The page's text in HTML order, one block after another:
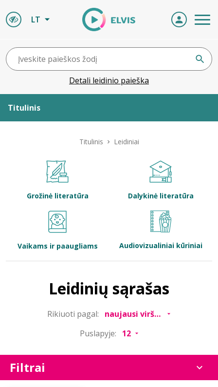
LT
Detali leidinio paieška
Titulinis
Bibliotekoms
Titulinis Leidiniai
Grožinė literatūra Dalykinė literatūra
Vaikams ir paaugliams Audiovizualiniai kūriniai
Leidinių sąrašas
Rikiuoti pagal:
Puslapyje:
Filtrai